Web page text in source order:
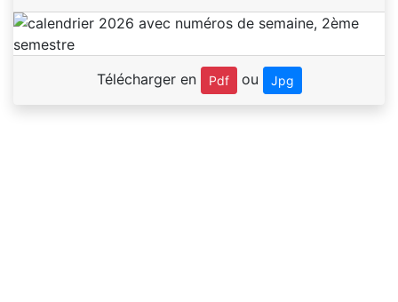
Télécharger en Pdf ou Jpg